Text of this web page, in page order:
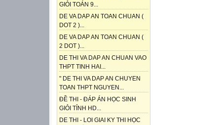
GIỎI TOÁN 9...
DE VA DAP AN TOAN CHUAN (
DOT 2 )...
DE VA DAP AN TOAN CHUAN (
2 DOT )...
DE THI VA DAP AN CHUAN VAO
THPT TINH HAI...
" DE THI VA DAP AN CHUYEN
TOAN THPT NGUYEN...
ĐỀ THI - ĐÁP ÁN HỌC SINH
GIỎI TỈNH HD...
DE THI - LOI GIAI KY THI HỌC